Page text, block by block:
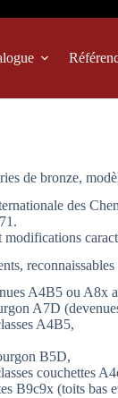
de bronze,
des
modifications
A4B5 ou A8x
A7D
A4B5,
B5D,
couchettes
B9c9x (toits bas